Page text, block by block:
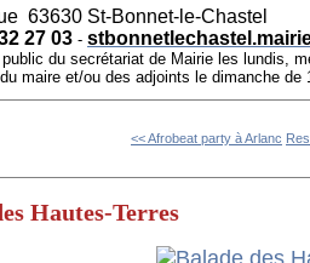
63630 St-Bonnet-le-Chastel
27 03 -
du secrétariat de Mairie les lundis,
maire et/ou des adjoints le dimanche de
<< Afrobeat party à Arlanc
Hautes-Terres